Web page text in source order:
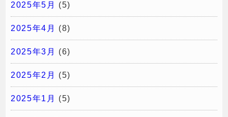
2025年5月 (5)
2025年4月 (8)
2025年3月 (6)
2025年2月 (5)
2025年1月 (5)